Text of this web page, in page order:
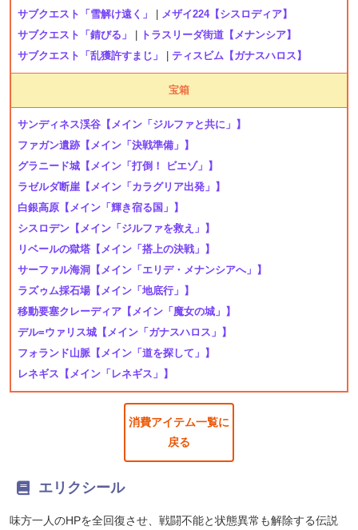
サブクエスト「雪解け遠く」
メザイ224【シスロディア】
サブクエスト「錆びる」
トラスリーダ街道【メナンシア】
サブクエスト「乱獲許すまじ」
ティスビム【ガナスハロス】
宝箱
サンディネス渓谷 【メイン「ジルファと共に」】
ファガン遺跡 【メイン「決戦準備」】
グラニード城 【メイン「打倒！ ビエゾ」】
ラゼルダ断崖 【メイン「カラグリア出発」】
白銀高原 【メイン「輝き宿る国」】
シスロデン 【メイン「ジルファを救え」】
リベールの獄塔 【メイン「搭上の決戦」】
サーファル海洞
【メイン「エリデ・メナンシアへ」】
ラズゥム採石場 【メイン「地底行」】
移動要塞クレーディア 【メイン「魔女の城」】
デル=ウァリス城 【メイン「ガナスハロス」】
フォランド山脈 【メイン「道を探して」】
レネギス 【メイン「レネギス」】
消費アイテム一覧に
戻る
エリクシール
味方一人のHPを全回復させ、戦闘不能と状態異常も解除する伝説